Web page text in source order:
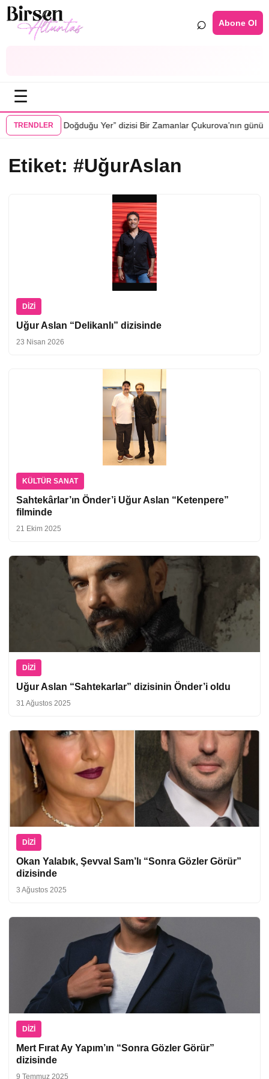
⌕ Abone Ol
☰
TRENDLER
“Güneşin Doğduğu Yer” dizisi Bir Zamanlar Çukurova’nın gününe
Etiket: #UğurAslan
DIZI
Uğur Aslan “Delikanlı” dizisinde
23 Nisan 2026
KÜLTÜR SANAT
Sahtekârlar’ın Önder’i Uğur Aslan “Ketenpere”
filminde
21 Ekim 2025
DIZI
Uğur Aslan “Sahtekarlar” dizisinin Önder’i oldu
31 Ağustos 2025
DIZI
Okan Yalabık, Şevval Sam’lı “Sonra Gözler Görür”
dizisinde
3 Ağustos 2025
DIZI
Mert Fırat Ay Yapım’ın “Sonra Gözler Görür”
dizisinde
9 Temmuz 2025